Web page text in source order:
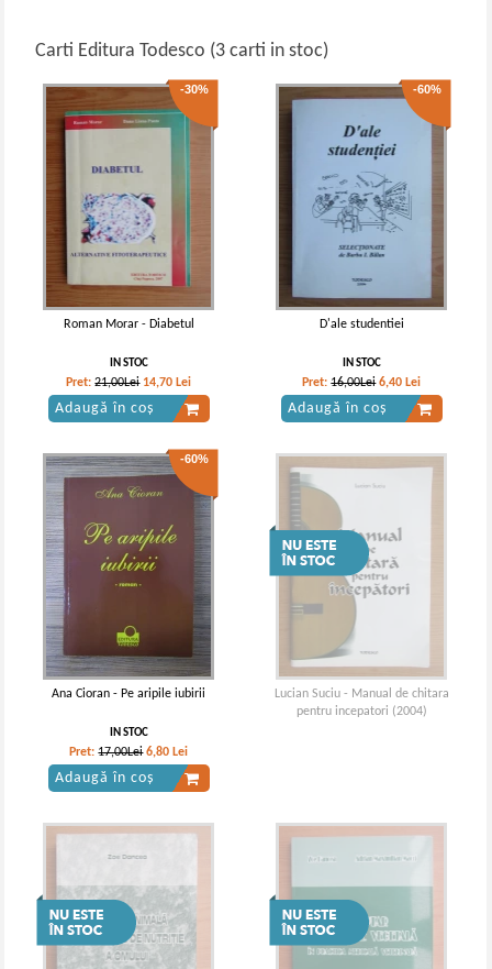
Carti Editura Todesco (3 carti in stoc)
-30%
Roman Morar - Diabetul
IN STOC
Pret:21,00Lei 14,70 Lei
Adaugă în coș
-60%
D'ale studentiei
IN STOC
Pret:16,00Lei 6,40 Lei
Adaugă în coș
-60%
Ana Cioran - Pe aripile iubirii
IN STOC
Pret:17,00Lei 6,80 Lei
Adaugă în coș
Lucian Suciu - Manual de chitara
pentru incepatori (2004)